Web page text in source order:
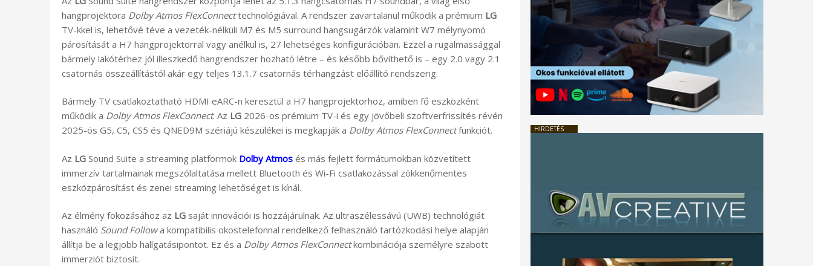
hangprojektora Dolby Atmos FlexConnecttechnológiával. A rendszer zavartalanul működik a prémium LG
TV-kkel is, lehetővé téve a vezeték-nélküli M7 és M5 surround hangsugárzók valamint W7 mélynyomó
párosítását a H7 hangprojektorral vagy anélkül is, 27 lehetséges konfigurációban. Ezzel a rugalmassággal
bármely lakótérhez jól illeszkedő hangrendszer hozható létre – és később bővíthető is – egy 2.0 vagy 2.1
csatornás összeállítástól akár egy teljes 13.1.7 csatornás térhangzást előállító rendszerig.
Bármely TV csatlakoztatható HDMI eARC-n keresztül a H7 hangprojektorhoz, amiben fő eszközként
működik a Dolby Atmos FlexConnect. Az LG 2026-os prémium TV-i és egy jövőbeli szoftverfrissítés révén
2025-ös G5, C5, CS5 és QNED9M szériájú készülékei is megkapják a Dolby Atmos FlexConnectfunkciót.
Az LG Sound Suite a streaming platformok Dolby Atmos és más fejlett formátumokban közvetített
immerzív tartalmainak megszólaltatása mellett Bluetooth és Wi-Fi csatlakozással zökkenőmentes
eszközpárosítást és zenei streaming lehetőséget is kínál.
Az élmény fokozásához az LG saját innovációi is hozzájárulnak. Az ultraszélessávú (UWB) technológiát
használó Sound Followa kompatibilis okostelefonnal rendelkező felhasználó tartózkodási helye alapján
állítja be a legjobb hallgatásipontot. Ez és a Dolby Atmos FlexConnectkombinációja személyre szabott
immerziót biztosít.
HIRDETÉS